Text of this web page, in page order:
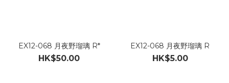
EX12-068 月夜野瑠璃 R*
HK$50.00
EX12-068 月夜野瑠璃 R
HK$5.00